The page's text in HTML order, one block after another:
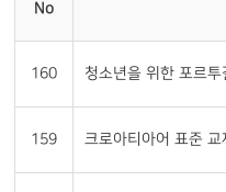
No
160 청소년을 위한 포르
159 크로아티아어 표준